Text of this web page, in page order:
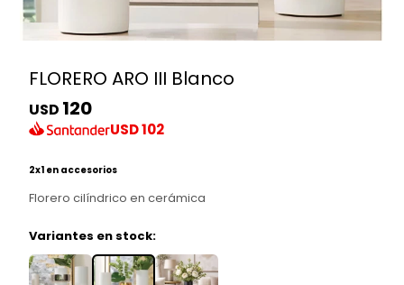
FLORERO ARO III Blanco
USD 120
USD102
2x1 en accesorios
Florero cilíndrico en cerámica
Variantes en stock: